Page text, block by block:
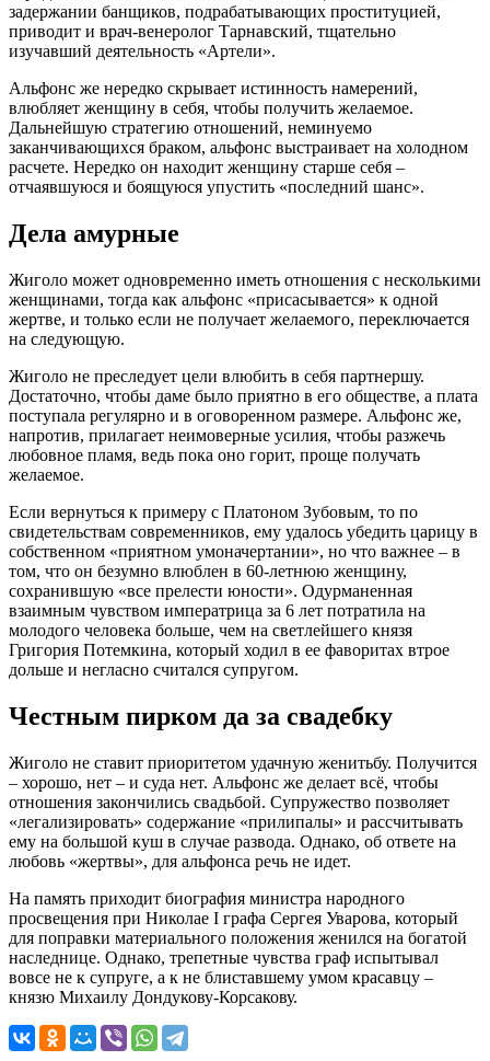
задержании банщиков, подрабатывающих проституцией,
приводит и врач-венеролог Тарнавский, тщательно
изучавший деятельность «Артели».
Альфонс же нередко скрывает истинность намерений,
влюбляет женщину в себя, чтобы получить желаемое.
Дальнейшую стратегию отношений, неминуемо
заканчивающихся браком, альфонс выстраивает на холодном
расчете. Нередко он находит женщину старше себя –
отчаявшуюся и боящуюся упустить «последний шанс».
Дела амурные
Жиголо может одновременно иметь отношения с несколькими
женщинами, тогда как альфонс «присасывается» к одной
жертве, и только если не получает желаемого, переключается
на следующую.
Жиголо не преследует цели влюбить в себя партнершу.
Достаточно, чтобы даме было приятно в его обществе, а плата
поступала регулярно и в оговоренном размере. Альфонс же,
напротив, прилагает неимоверные усилия, чтобы разжечь
любовное пламя, ведь пока оно горит, проще получать
желаемое.
Если вернуться к примеру с Платоном Зубовым, то по
свидетельствам современников, ему удалось убедить царицу в
собственном «приятном умоначертании», но что важнее – в
том, что он безумно влюблен в 60-летнюю женщину,
сохранившую «все прелести юности». Одурманенная
взаимным чувством императрица за 6 лет потратила на
молодого человека больше, чем на светлейшего князя
Григория Потемкина, который ходил в ее фаворитах втрое
дольше и негласно считался супругом.
Честным пирком да за свадебку
Жиголо не ставит приоритетом удачную женитьбу. Получится
– хорошо, нет – и суда нет. Альфонс же делает всё, чтобы
отношения закончились свадьбой. Супружество позволяет
«легализировать» содержание «прилипалы» и рассчитывать
ему на большой куш в случае развода. Однако, об ответе на
любовь «жертвы», для альфонса речь не идет.
На память приходит биография министра народного
просвещения при Николае I графа Сергея Уварова, который
для поправки материального положения женился на богатой
наследнице. Однако, трепетные чувства граф испытывал
вовсе не к супруге, а к не блиставшему умом красавцу –
князю Михаилу Дондукову-Корсакову.